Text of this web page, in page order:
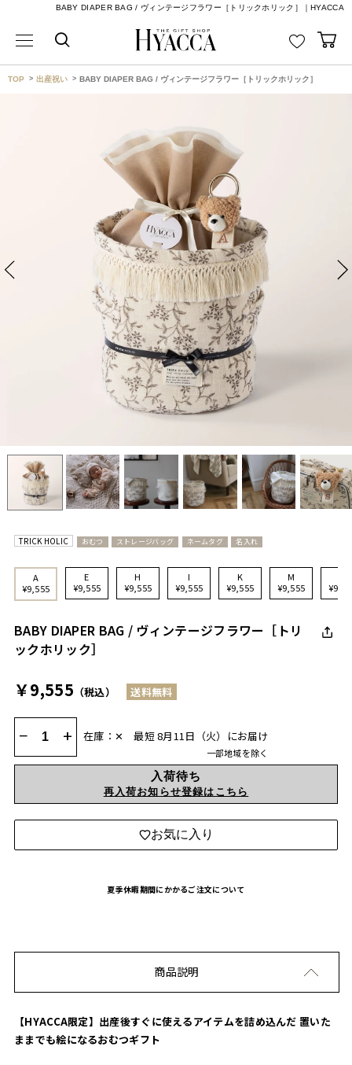
BABY DIAPER BAG / ヴィンテージフラワー［トリックホリック］｜HYACCA
TOP 出産祝い BABY DIAPER BAG / ヴィンテージフラワー［トリックホリック］
TRICK HOLIC おむつ ストレージバッグ ネームタグ 名入れ
A
¥9,555
E
¥9,555
H
¥9,555
I
¥9,555
K
¥9,555
M
¥9,555
BABY DIAPER BAG / ヴィンテージフラワー［トリ
ックホリック］
￥9,555 （税込） 送料無料
− + 在庫：✕ 最短 8月11日（火）にお届け
一部地域を除く
入荷待ち
再入荷お知らせ登録はこちら
お気に入り
夏季休暇期間にかかるご注文について
商品説明
【HYACCA限定】出産後すぐに使えるアイテムを詰め込んだ 置いた
ままでも絵になるおむつギフト